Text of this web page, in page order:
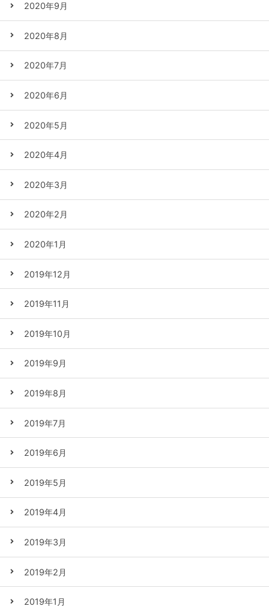
2020年9月
2020年8月
2020年7月
2020年6月
2020年5月
2020年4月
2020年3月
2020年2月
2020年1月
2019年12月
2019年11月
2019年10月
2019年9月
2019年8月
2019年7月
2019年6月
2019年5月
2019年4月
2019年3月
2019年2月
2019年1月